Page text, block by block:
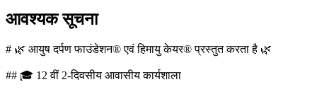
आवश्यक सूचना
# 🌿 आयुष दर्पण फाउंडेशन® एवं हिमायु केयर® प्रस्तुत करता है 🌿
## 🎓 12 वीं 2-दिवसीय आवासीय कार्यशाला